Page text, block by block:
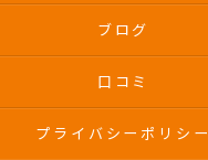
ブログ
口コミ
プライバシーポリシー